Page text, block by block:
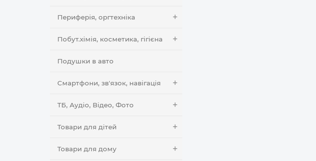
Периферія, оргтехніка
Побут.хімія, косметика, гігієна
Подушки в авто
Смартфони, зв'язок, навігація
ТБ, Аудіо, Відео, Фото
Товари для дітей
Товари для дому